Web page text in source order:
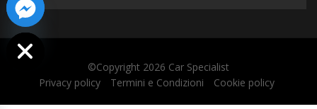
©Copyright 2026 Car Specialist
Privacy policy
Termini e Condizioni Cookie policy